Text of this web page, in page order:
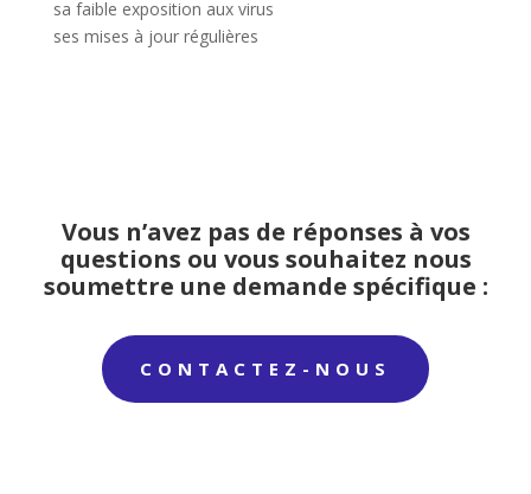
sa faible exposition aux virus
ses mises à jour régulières
Vous n’avez pas de réponses à vos
questions ou vous souhaitez nous
soumettre une demande spécifique :
CONTACTEZ-NOUS